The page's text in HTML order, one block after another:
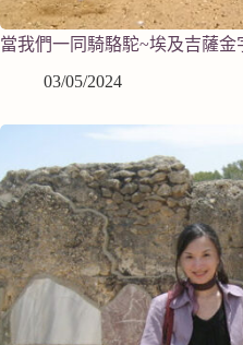
當我們一同騎駱駝~埃及吉薩金
03/05/2024